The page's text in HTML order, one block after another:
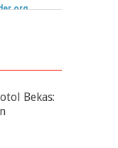
Bekas: